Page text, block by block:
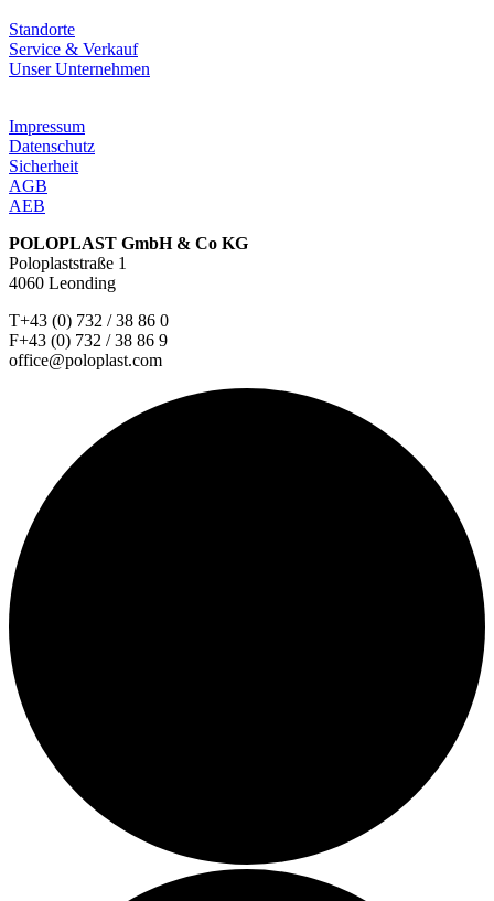
Standorte
Service & Verkauf
Unser Unternehmen
Impressum
Datenschutz
Sicherheit
AGB
AEB
POLOPLAST GmbH & Co KG
Poloplaststraße 1
4060 Leonding
T+43 (0) 732 / 38 86 0
F+43 (0) 732 / 38 86 9
office@poloplast.com